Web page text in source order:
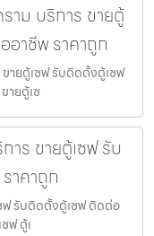
าม บริการ ขายตู้
อาชีพ ราคาถูก
ายตู้เซฟ รับติดตั้งตู้เซฟ
ายตู้เซ
าร ขายตู้เซฟ รับ
าคาถูก
ฟ รับติดตั้งตู้เซฟ ติดต่อ
ฟ ตู้เ